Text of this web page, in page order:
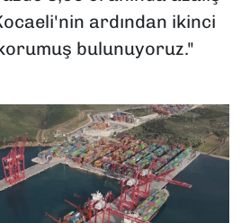
ardından ikinci
bulunuyoruz."